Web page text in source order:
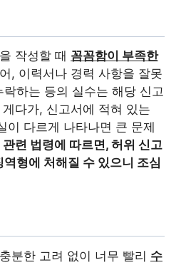
작성할 때 꼼꼼함이 부족한
, 이력서나 경력 사항을 잘못
하는 등의 실수는 해당 신고
다가, 신고서에 적혀 있는
이 다르게 나타나면 큰 문제
관련 법령에 따르면, 허위 신고
형에 처해질 수 있으니 조심
분한 고려 없이 너무 빨리 수